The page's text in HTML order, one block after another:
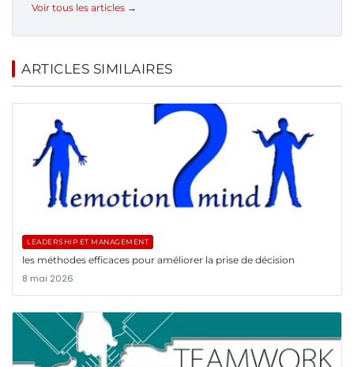
Voir tous les articles →
ARTICLES SIMILAIRES
LEADERSHIP ET MANAGEMENT
les méthodes efficaces pour améliorer la prise de décision
8 mai 2026